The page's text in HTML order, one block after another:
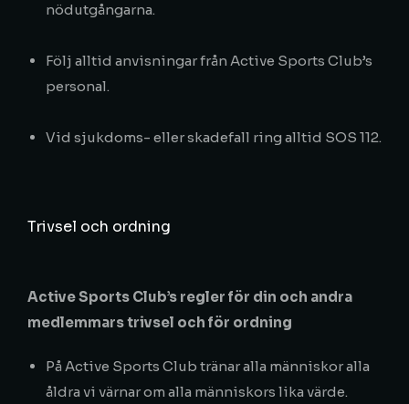
nödutgångarna.
Följ alltid anvisningar från Active Sports Club’s
personal.
Vid sjukdoms- eller skadefall ring alltid SOS 112.
Trivsel och ordning
Active Sports Club’s regler för din och andra
medlemmars trivsel och för ordning
På Active Sports Club tränar alla människor alla
åldra vi värnar om alla människors lika värde.